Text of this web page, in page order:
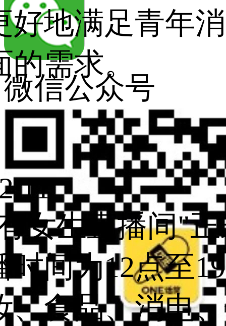
好地满足青年
的需求。
女生直播间"
时间为12点至
、食品、消电
微信公众号